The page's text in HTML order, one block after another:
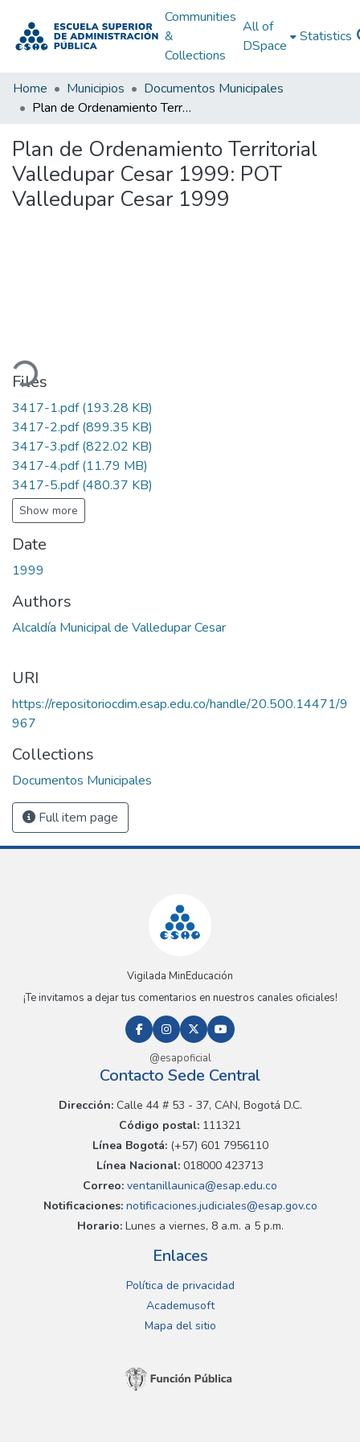
Communities
&
Collections
All of
DSpace
Statistics
Home Municipios
Documentos Municipales
Plan de Ordenamiento Territorial Valledupar Cesar 1999: POT Valledupar Cesar 1999
Plan de Ordenamiento Territorial
Valledupar Cesar 1999: POT
Valledupar Cesar 1999
Files
3417-1.pdf(193.28 KB)
3417-2.pdf(899.35 KB)
3417-3.pdf(822.02 KB)
3417-4.pdf(11.79 MB)
3417-5.pdf(480.37 KB)
Show more
Date
1999
Authors
Alcaldía Municipal de Valledupar Cesar
URI
https://repositoriocdim.esap.edu.co/handle/20.500.14471/9
967
Collections
Documentos Municipales
Full item page
Vigilada MinEducación
¡Te invitamos a dejar tus comentarios en nuestros canales oficiales!
@esapoficial
Contacto Sede Central
Dirección:Calle 44 # 53 - 37, CAN, Bogotá D.C.
Código postal: 111321
Línea Bogotá:(+57) 601 7956110
Línea Nacional: 018000 423713
Correo: ventanillaunica@esap.edu.co
Notificaciones:notificaciones.judiciales@esap.gov.co
Horario:Lunes a viernes, 8 a.m. a 5 p.m.
Enlaces
Política de privacidad
Academusoft
Mapa del sitio